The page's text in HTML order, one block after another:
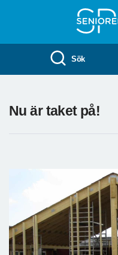
Sök
Nu är taket på!